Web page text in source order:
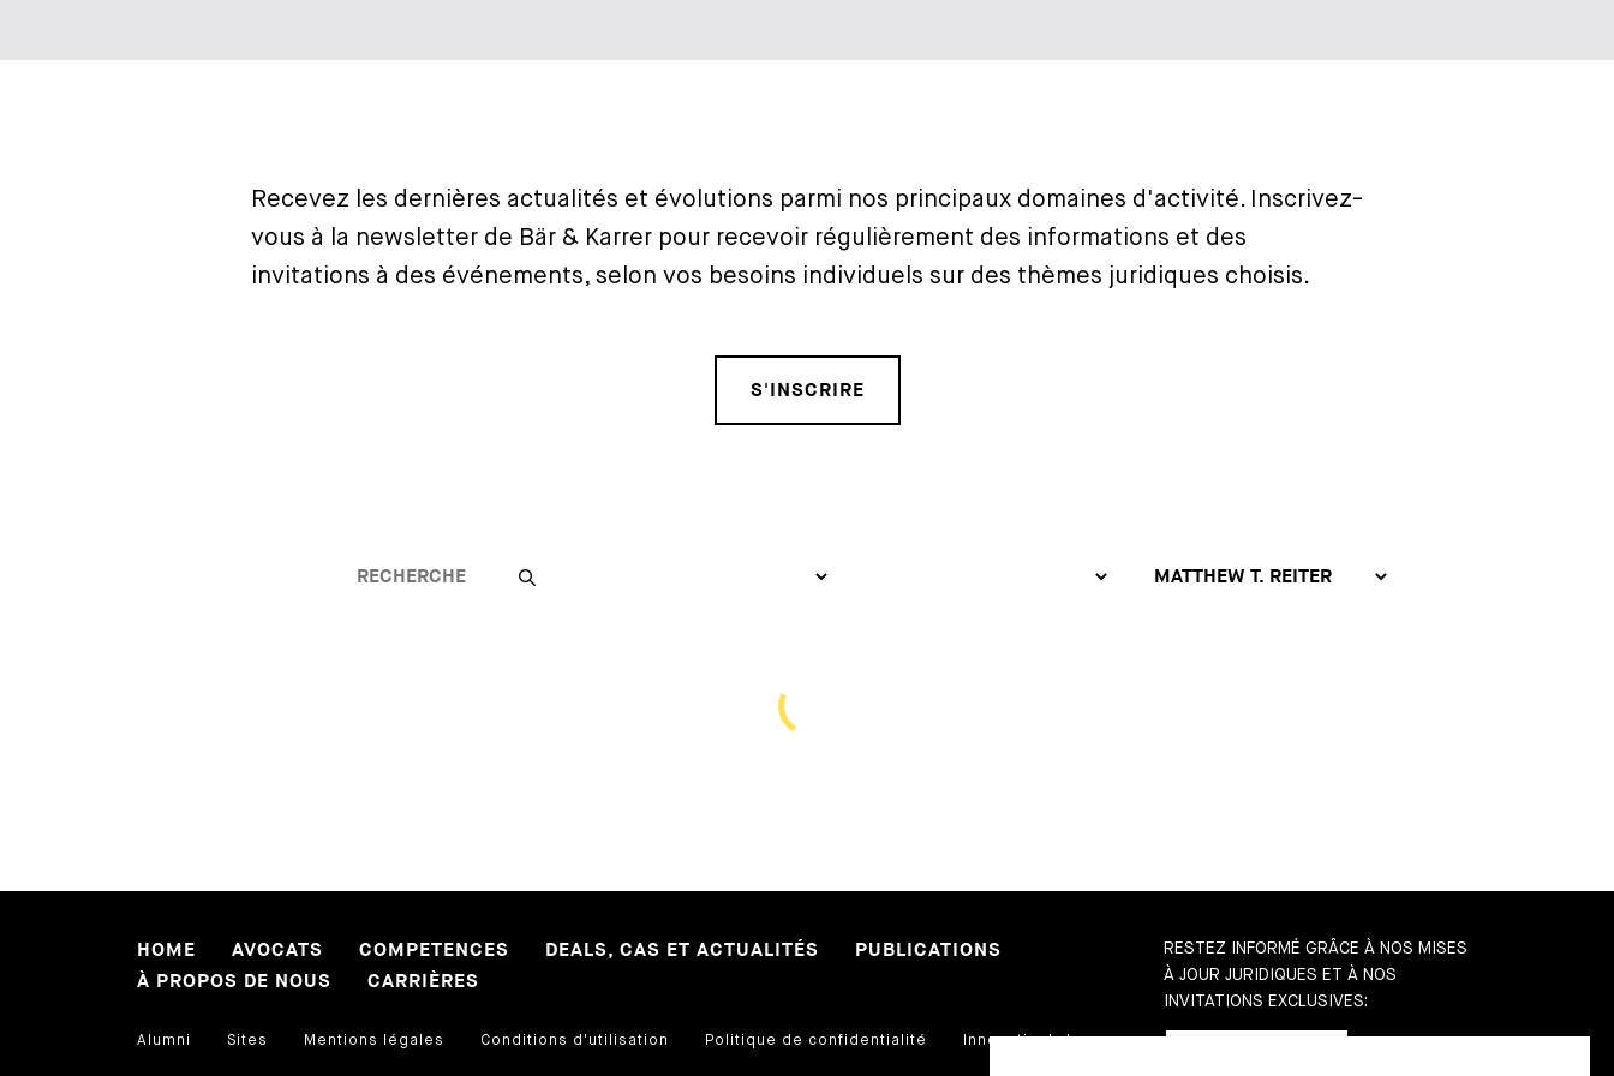
Recevez les dernières actualités et évolutions parmi nos principaux domaines d'activité. Inscrivez-
vous à la newsletter de Bär & Karrer pour recevoir régulièrement des informations et des
invitations à des événements, selon vos besoins individuels sur des thèmes juridiques choisis.
S'INSCRIRE
HOME AVOCATS COMPETENCES DEALS, CAS ET ACTUALITÉS
PUBLICATIONS
À PROPOS DE NOUS
CARRIÈRES
Alumni Sites Mentions légales Conditions d'utilisation Politique de confidentialité InnovationLab
RESTEZ INFORMÉ GRÂCE À NOS MISES
À JOUR JURIDIQUES ET À NOS
INVITATIONS EXCLUSIVES: